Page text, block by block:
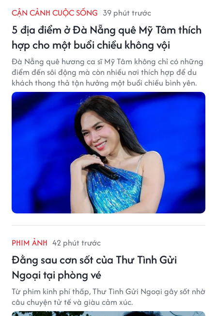
CẬN CẢNH CUỘC SỐNG 39 phút trước
5 địa điểm ở Đà Nẵng quê Mỹ Tâm thích
hợp cho một buổi chiều không vội
Đà Nẵng quê hương ca sĩ Mỹ Tâm không chỉ có những
điểm đến sôi động mà còn nhiều nơi thích hợp để du
khách thong thả tận hưởng một buổi chiều bình yên.
PHIM ẢNH 42 phút trước
Đằng sau cơn sốt của Thư Tình Gửi
Ngoại tại phòng vé
Từ phim kinh phí thấp, Thư Tình Gửi Ngoại gây sốt nhờ
câu chuyện tử tế và giàu cảm xúc.